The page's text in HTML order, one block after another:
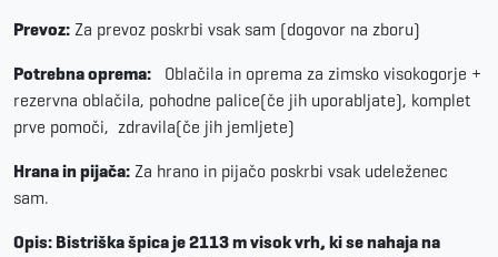
Prevoz: Za prevoz poskrbi vsak sam (dogovor na zboru)
Potrebna oprema: Oblačila in oprema za zimsko visokogorje +
rezervna oblačila, pohodne palice(če jih uporabljate), komplet
prve pomoči, zdravila(če jih jemljete)
Hrana in pijača: Za hrano in pijačo poskrbi vsak udeleženec
sam.
Opis: Bistriška špica je 2113 m visok vrh, ki se nahaja na